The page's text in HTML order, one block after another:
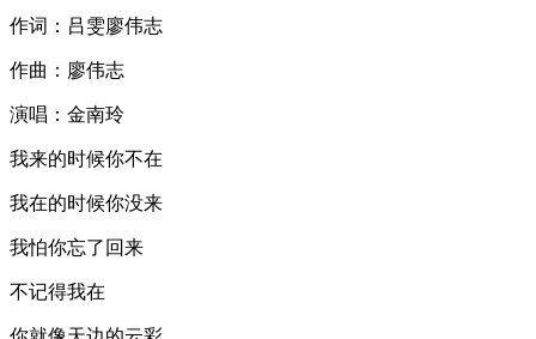
作词：吕雯廖伟志
作曲：廖伟志
演唱：金南玲
我来的时候你不在
我在的时候你没来
我怕你忘了回来
不记得我在